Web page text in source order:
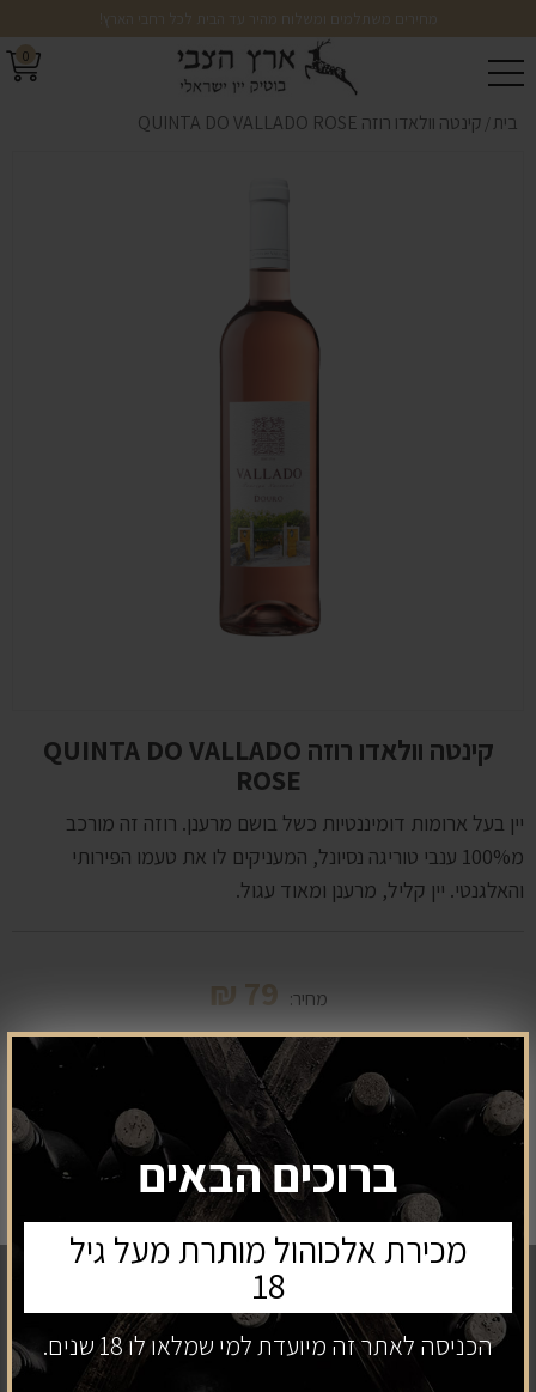
ברוכים הבאים
מכירת אלכוהול מותרת מעל גיל
18
הכניסה לאתר זה מיועדת למי שמלאו לו 18 שנים.
מחירים משתלמים ומשלוח מהיר עד הבית לכל רחבי הארץ!
0
בית/ קינטה וולאדו רוזה QUINTA DO VALLADO ROSE
קינטה וולאדו רוזה QUINTA DO VALLADO
ROSE
יין בעל ארומות דומיננטיות כשל בושם מרענן. רוזה זה מורכב
מ100% ענבי טוריגה נסיונל, המעניקים לו את טעמו הפירותי
והאלגנטי. יין קליל, מרענן ומאוד עגול.
מחיר: 79
₪
הוספה לסל
ניווט כללי
בית